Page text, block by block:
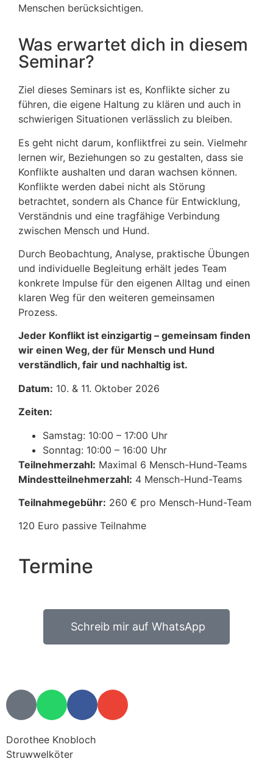
Menschen berücksichtigen.
Was erwartet dich in diesem
Seminar?
Ziel dieses Seminars ist es, Konflikte sicher zu
führen, die eigene Haltung zu klären und auch in
schwierigen Situationen verlässlich zu bleiben.
Es geht nicht darum, konfliktfrei zu sein. Vielmehr
lernen wir, Beziehungen so zu gestalten, dass sie
Konflikte aushalten und daran wachsen können.
Konflikte werden dabei nicht als Störung
betrachtet, sondern als Chance für Entwicklung,
Verständnis und eine tragfähige Verbindung
zwischen Mensch und Hund.
Durch Beobachtung, Analyse, praktische Übungen
und individuelle Begleitung erhält jedes Team
konkrete Impulse für den eigenen Alltag und einen
klaren Weg für den weiteren gemeinsamen
Prozess.
Jeder Konflikt ist einzigartig – gemeinsam finden
wir einen Weg, der für Mensch und Hund
verständlich, fair und nachhaltig ist.
Datum: 10. & 11. Oktober 2026
Zeiten:
Samstag: 10:00 – 17:00 Uhr
Sonntag: 10:00 – 16:00 Uhr
Teilnehmerzahl: Maximal 6 Mensch-Hund-Teams
Mindestteilnehmerzahl: 4 Mensch-Hund-Teams
Teilnahmegebühr: 260 € pro Mensch-Hund-Team
120 Euro passive Teilnahme
Termine
Schreib mir auf WhatsApp
Dorothee Knobloch
Struwwelköter